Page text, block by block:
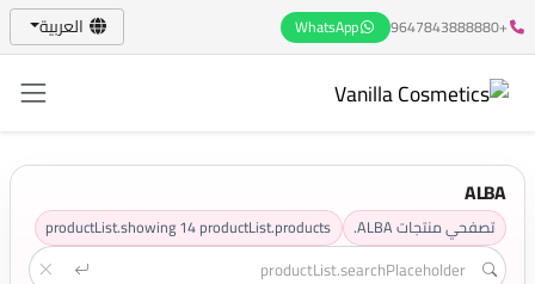
+9647843888880
WhatsApp العربية
ALBA
تصفحي منتجات ALBA. productList.showing14productList.products